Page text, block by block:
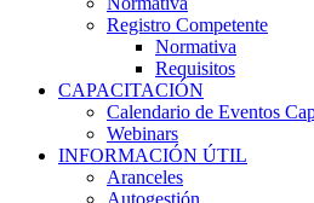
Registro Competente
Normativa
Requisitos
CAPACITACIÓN
Calendario de Eventos
Webinars
INFORMACIÓN ÚTIL
Aranceles
Autogestión